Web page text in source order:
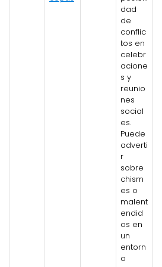
dad
de
conflic
tos en
celebr
acione
s y
reunio
nes
social
es.
Puede
adverti
r
sobre
chism
es o
malent
endid
os en
un
entorn
o